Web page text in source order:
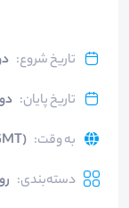
تاریخ شروع:
تاریخ پایان: دوشنبه
به وقت:
دسته‌بندی: